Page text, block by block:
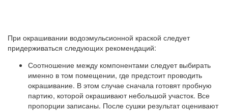
При окрашивании водоэмульсионной краской следует
придерживаться следующих рекомендаций:
Соотношение между компонентами следует выбирать
именно в том помещении, где предстоит проводить
окрашивание. В этом случае сначала готовят пробную
партию, которой окрашивают небольшой участок. Все
пропорции записаны. После сушки результат оценивают